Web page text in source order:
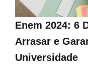
Enem 2024: 6
Arrasar e
Universidade